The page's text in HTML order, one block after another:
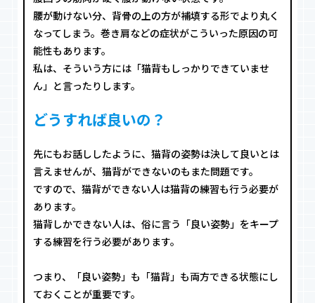
腰が動けない分、背骨の上の方が補填する形でより丸く
なってしまう。巻き肩などの症状がこういった原因の可
能性もあります。
私は、そういう方には「猫背もしっかりできていませ
ん」と言ったりします。
どうすれば良いの？
先にもお話ししたように、猫背の姿勢は決して良いとは
言えませんが、猫背ができないのもまた問題です。
ですので、猫背ができない人は猫背の練習も行う必要が
あります。
猫背しかできない人は、俗に言う「良い姿勢」をキープ
する練習を行う必要があります。
つまり、「良い姿勢」も「猫背」も両方できる状態にし
ておくことが重要です。